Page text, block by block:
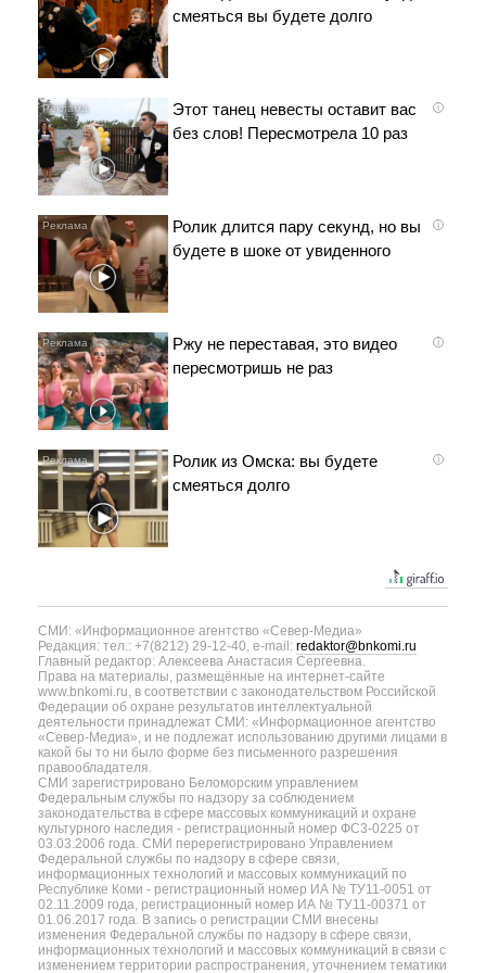
смеяться вы будете долго
i
Этот танец невесты оставит вас
без слов! Пересмотрела 10 раз
i
Ролик длится пару секунд, но вы
будете в шоке от увиденного
i
Ржу не переставая, это видео
пересмотришь не раз
i
Ролик из Омска: вы будете
смеяться долго
СМИ: «Информационное агентство «Север-Медиа»
Редакция: тел.: +7(8212) 29-12-40, e-mail: redaktor@bnkomi.ru
Главный редактор: Алексеева Анастасия Сергеевна.
Права на материалы, размещённые на интернет-сайте
www.bnkomi.ru, в соответствии с законодательством Российской
Федерации об охране результатов интеллектуальной
деятельности принадлежат СМИ: «Информационное агентство
«Север-Медиа», и не подлежат использованию другими лицами в
какой бы то ни было форме без письменного разрешения
правообладателя.
СМИ зарегистрировано Беломорским управлением
Федеральным службы по надзору за соблюдением
законодательства в сфере массовых коммуникаций и охране
культурного наследия - регистрационный номер ФС3-0225 от
03.03.2006 года. СМИ перерегистрировано Управлением
Федеральной службы по надзору в сфере связи,
информационных технологий и массовых коммуникаций по
Республике Коми - регистрационный номер ИА № ТУ11-0051 от
02.11.2009 года, регистрационный номер ИА № ТУ11-00371 от
01.06.2017 года. В запись о регистрации СМИ внесены
изменения Федеральной службы по надзору в сфере связи,
информационных технологий и массовых коммуникаций в связи с
изменением территории распространения, уточнением тематики